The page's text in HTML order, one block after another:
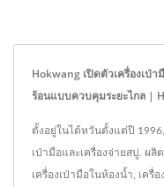
Hokwang เปิดตัวเครื่องเป่
ร้อนแบบควบคุมระยะไกล |
ตั้งอยู่ในไต้หวันตั้งแต่ปี 1996,
เป่ามือและเครื่องจ่ายสบู่. ผ
เครื่องเป่ามือในห้องน้ำ, เครื่